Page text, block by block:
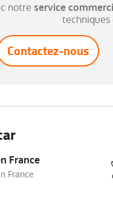
Pure Vision
de
notre service
techniques
Contactez-nous
France
France